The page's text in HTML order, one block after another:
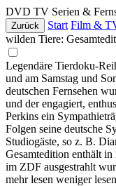
DVD TV Serien &
Zurück Start Film &
wilden Tiere:
Legendäre Tierdoku-
und am Samstag und
deutschen Fernsehen
und der engagiert,
Perkins ein
Folgen seine deutsche
Studiogäste, so z. B.
Gesamtedition enthält
im ZDF ausgestrahlt
mehr lesen weniger lesen